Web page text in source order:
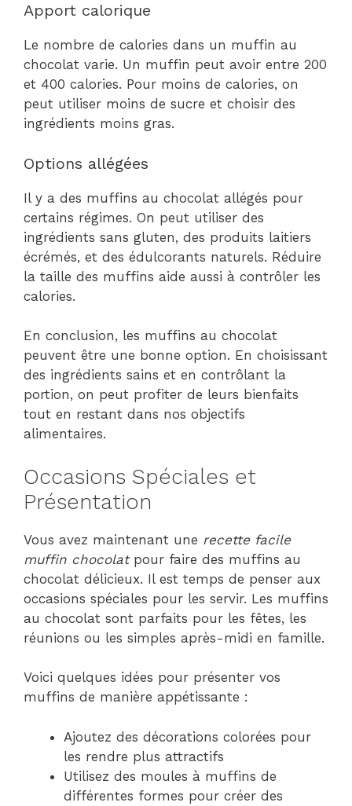
Apport calorique
Le nombre de calories dans un muffin au
chocolat varie. Un muffin peut avoir entre 200
et 400 calories. Pour moins de calories, on
peut utiliser moins de sucre et choisir des
ingrédients moins gras.
Options allégées
Il y a des muffins au chocolat allégés pour
certains régimes. On peut utiliser des
ingrédients sans gluten, des produits laitiers
écrémés, et des édulcorants naturels. Réduire
la taille des muffins aide aussi à contrôler les
calories.
En conclusion, les muffins au chocolat
peuvent être une bonne option. En choisissant
des ingrédients sains et en contrôlant la
portion, on peut profiter de leurs bienfaits
tout en restant dans nos objectifs
alimentaires.
Occasions Spéciales et
Présentation
Vous avez maintenant une recette facile
muffin chocolatpour faire des muffins au
chocolat délicieux. Il est temps de penser aux
occasions spéciales pour les servir. Les muffins
au chocolat sont parfaits pour les fêtes, les
réunions ou les simples après-midi en famille.
Voici quelques idées pour présenter vos
muffins de manière appétissante :
Ajoutez des décorations colorées pour
les rendre plus attractifs
Utilisez des moules à muffins de
différentes formes pour créer des